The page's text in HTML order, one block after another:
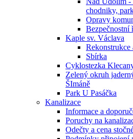
chodniky,
Opravy
Bezpečnostní
Kaple sv. Václava
Rekonstrukce
Sbírka
Cyklostezka
Zelený okruh
ŠImáně
Park U Pasáčka
Kanalizace
Informace a
Poruchy na
Odečty a cena